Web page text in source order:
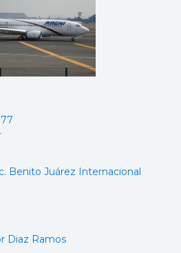
Benito Juárez Internacional
Diaz Ramos